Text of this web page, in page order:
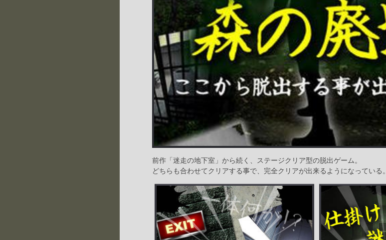
前作「迷走の地下室」から続く、ステージクリア型の脱出ゲーム。
どちらも合わせてクリアする事で、完全クリアが出来るようになっている。